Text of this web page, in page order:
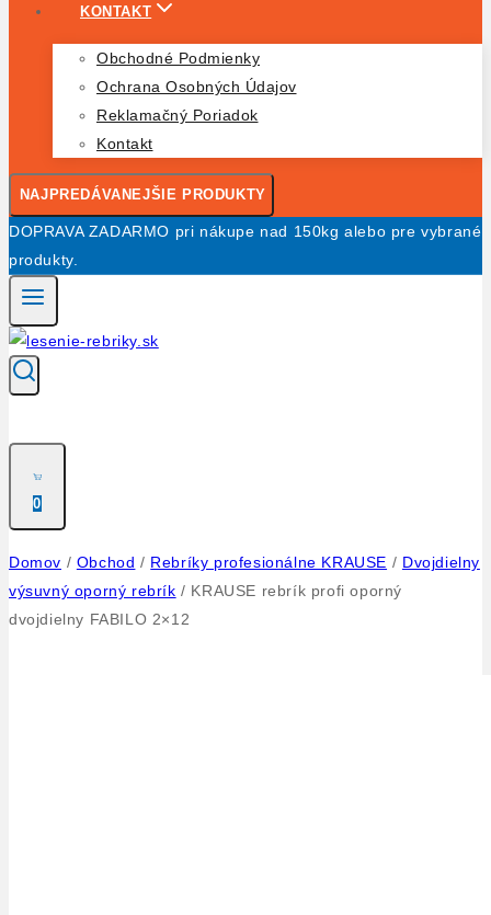
KONTAKT
Obchodné Podmienky
Ochrana Osobných Údajov
Reklamačný Poriadok
Kontakt
NAJPREDÁVANEJŠIE PRODUKTY
DOPRAVA ZADARMO pri nákupe nad 150kg alebo pre vybrané
produkty.
0
Domov / Obchod / Rebríky profesionálne KRAUSE / Dvojdielny
výsuvný oporný rebrík / KRAUSE rebrík profi oporný
dvojdielny FABILO 2×12